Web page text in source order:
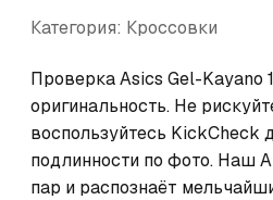
Категория: Кроссовки
Проверка Asics Gel-Kayano
оригинальность. Не
воспользуйтесь KickCheck
подлинности по фото. Наш
пар и распознаёт